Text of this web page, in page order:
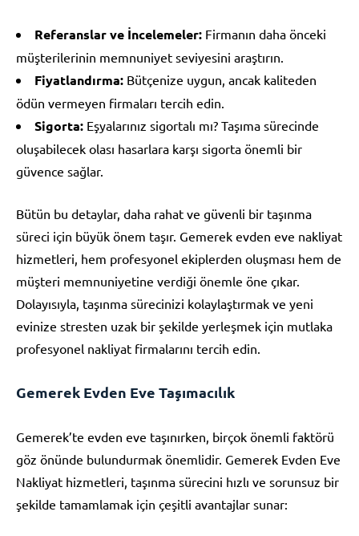
Referanslar ve İncelemeler: Firmanın daha önceki
müşterilerinin memnuniyet seviyesini araştırın.
Fiyatlandırma: Bütçenize uygun, ancak kaliteden
ödün vermeyen firmaları tercih edin.
Sigorta: Eşyalarınız sigortalı mı? Taşıma sürecinde
oluşabilecek olası hasarlara karşı sigorta önemli bir
güvence sağlar.
Bütün bu detaylar, daha rahat ve güvenli bir taşınma
süreci için büyük önem taşır. Gemerek evden eve nakliyat
hizmetleri, hem profesyonel ekiplerden oluşması hem de
müşteri memnuniyetine verdiği önemle öne çıkar.
Dolayısıyla, taşınma sürecinizi kolaylaştırmak ve yeni
evinize stresten uzak bir şekilde yerleşmek için mutlaka
profesyonel nakliyat firmalarını tercih edin.
Gemerek Evden Eve Taşımacılık
Gemerek’te evden eve taşınırken, birçok önemli faktörü
göz önünde bulundurmak önemlidir. Gemerek Evden Eve
Nakliyat hizmetleri, taşınma sürecini hızlı ve sorunsuz bir
şekilde tamamlamak için çeşitli avantajlar sunar: